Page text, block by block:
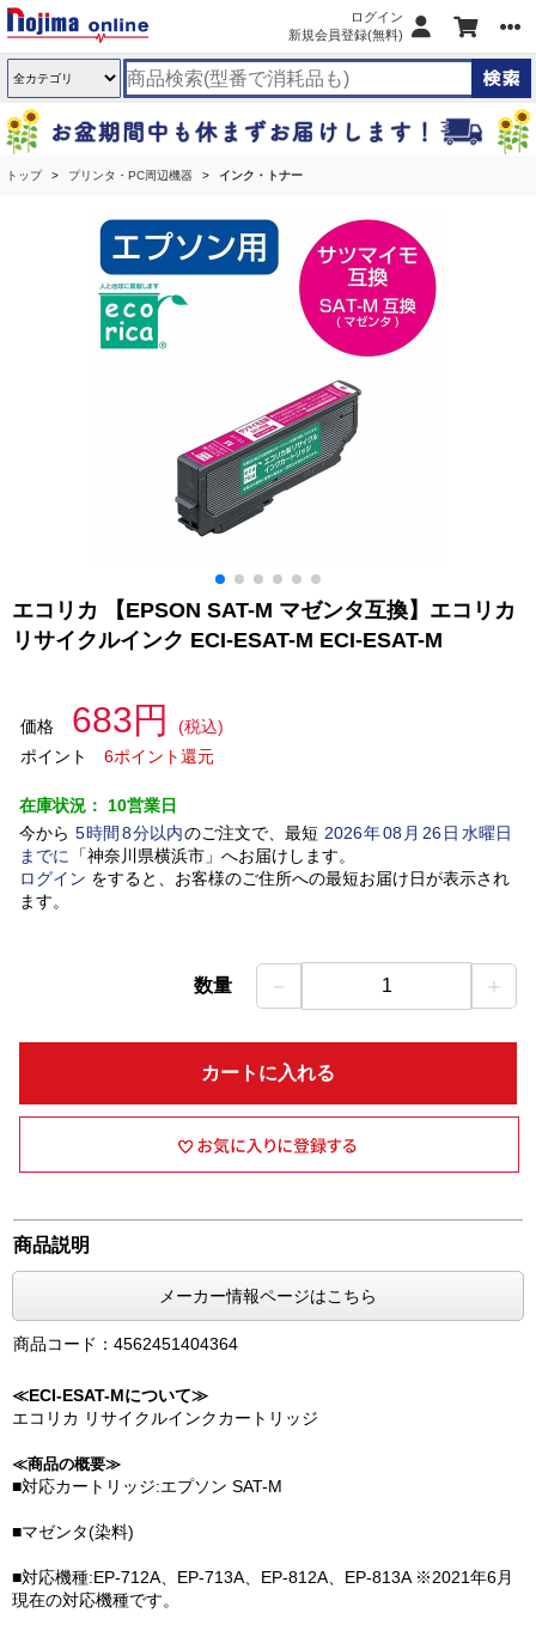
ログイン
新規会員登録(無料)
トップ プリンタ・PC周辺機器 インク・トナー
エコリカ 【EPSON SAT-M マゼンタ互換】エコリカ
リサイクルインク ECI-ESAT-M ECI-ESAT-M
価格 683円
(税込)
ポイント
6ポイント還元
在庫状況： 10営業日
今から 5時間 8分以内のご注文で、最短 2026年08 月 26日水曜日
までに
「神奈川県横浜市」 へお届けします。
ログイン をすると、お客様のご住所への最短お届け日が表示され
ます。
数量 － 1 ＋
カートに入れる
商品説明
メーカー情報ページはこちら
商品コード：4562451404364
≪ECI-ESAT-Mについて≫
エコリカ リサイクルインクカートリッジ
≪商品の概要≫
■対応カートリッジ:エプソン SAT-M
■マゼンタ(染料)
■対応機種:EP-712A、EP-713A、EP-812A、EP-813A ※2021年6月
現在の対応機種です。